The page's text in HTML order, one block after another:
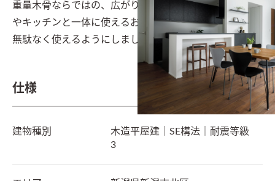
重量木骨ならではの、広がりのあるリビングダイニング
やキッチンと一体に使えるお部屋など、限られた空間を
無駄なく使えるようにしました。
仕様
建物種別
木造平屋建｜SE構法｜耐震等級
3